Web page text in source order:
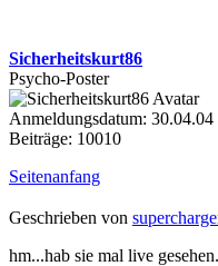
Sicherheitskurt86
Psycho-Poster
Anmeldungsdatum: 30.04.04
Beiträge: 10010
Seitenanfang
Geschrieben von
hm...hab sie mal live